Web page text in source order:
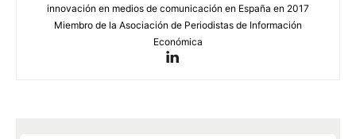
innovación en medios de comunicación en España en 2017
Miembro de la Asociación de Periodistas de Información
Económica